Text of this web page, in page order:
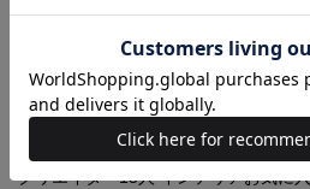
アイデアのある部屋
眠くなる部屋のつくり方
統一感のあるおしゃれ部屋
収納の基本 15の教え
クリエイター15人 インテリアお気に